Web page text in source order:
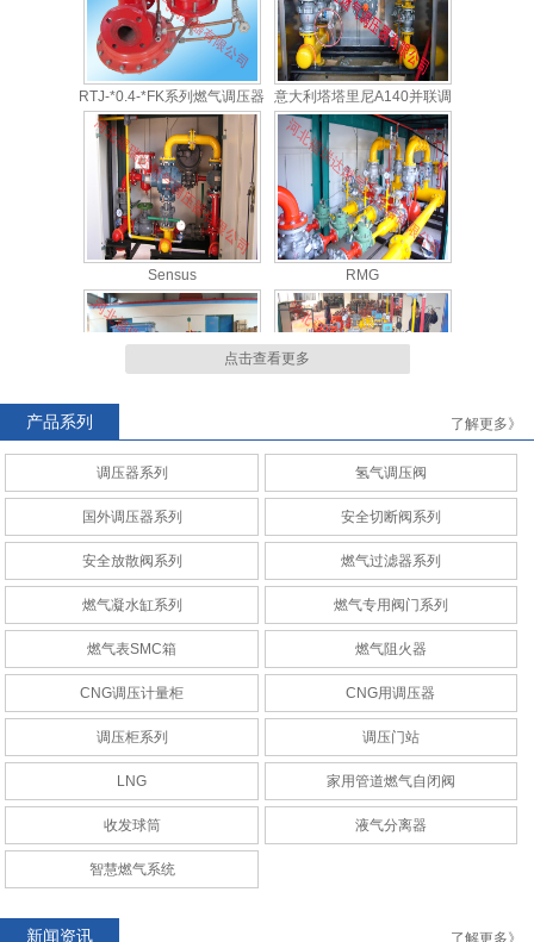
Sensus RMG
Mooney Fisher
AMCO RAQ安全切断阀系列
CNG调压计量柜 CNG调压计量站
CNG调压计量柜
点击查看更多
产品系列 了解更多》
调压器系列 氢气调压阀
国外调压器系列 安全切断阀系列
安全放散阀系列 燃气过滤器系列
燃气凝水缸系列 燃气专用阀门系列
燃气表SMC箱 燃气阻火器
CNG调压计量柜 CNG用调压器
调压柜系列 调压门站
LNG 家用管道燃气自闭阀
收发球筒 液气分离器
智慧燃气系统
新闻资讯 了解更多》